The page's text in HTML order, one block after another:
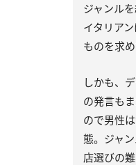
ジャンル
イタリア
ものを求
しかも、
の発言も
ので男性
態。ジャ
店選びの